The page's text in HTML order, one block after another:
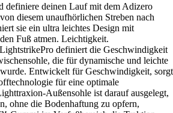
definiere deinen Lauf mit dem Adizero
diesem unaufhörlichen Streben nach
sie ein ultra leichtes Design mit
Fuß atmen. Leichtigkeit.
definiert die Geschwindigkeit
die für dynamische und leichte
Entwickelt für Geschwindigkeit, sorgt
für eine optimale
Außensohle ist darauf ausgelegt,
ohne die Bodenhaftung zu opfern,